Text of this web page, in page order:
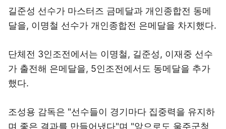
길준성 선수가 마스터즈 금메달과 개인종합전 동메
달을, 이명철 선수가 개인종합전 은메달을 차지했다.
단체전 3인조전에서는 이명철, 길준성, 이재중 선수
가 출전해 은메달을, 5인조전에서도 동메달을 추가
했다.
조성용 감독은 "선수들이 경기마다 집중력을 유지하
며 좋은 결과를 만들어냈다"며 "앞으로도 울주군청